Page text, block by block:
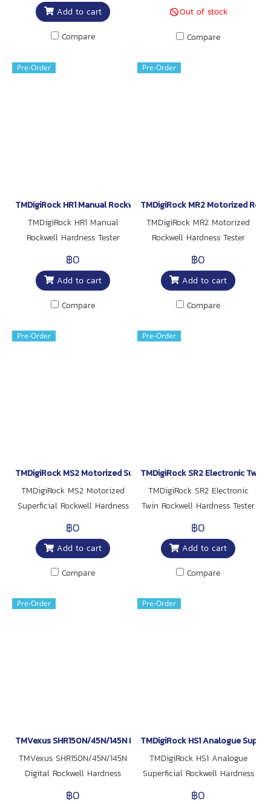
ผลิต งานตรวจสอบคุณภาพ และ
งานวิจัย
Add to cart
Compare
Out of stock
Compare
Pre-Order
TMDigiRock HR1 Manual Rockwell Hardness Tester
TMDigiRock HR1 Manual
Rockwell Hardness Tester
฿0
Add to cart
Compare
Pre-Order
TMDigiRock MR2 Motorized
TMDigiRock MR2 Motorized
Rockwell Hardness Tester
฿0
Add to cart
Compare
Pre-Order
TMDigiRock MS2 Motorized Superficial Rockwell Hardness Tester
TMDigiRock MS2 Motorized
Superficial Rockwell Hardness
Tester
฿0
Add to cart
Compare
Pre-Order
TMDigiRock SR2 Electronic Twin
TMDigiRock SR2 Electronic
Twin Rockwell Hardness Tester
฿0
Add to cart
Compare
Pre-Order
TMVexus SHR150N/45N/145N Digital Rockwell Hardness Tester
TMVexus SHR150N/45N/145N
Digital Rockwell Hardness
Tester
฿0
Pre-Order
TMDigiRock HS1 Analogue
TMDigiRock HS1 Analogue
Superficial Rockwell Hardness
Tester
฿0